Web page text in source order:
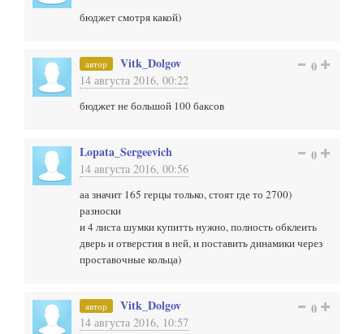
бюджет смотря какой)
автор Vitk_Dolgov
14 августа 2016, 00:22
0
бюджет не большой 100 баксов
Lopata_Sergeevich
14 августа 2016, 00:56
0
аа значит 165 герцы только, стоят где то 2700)
разноски
и 4 листа шумки купитть нужно, полность обклеить
дверь и отверстия в ней, и поставить динамики через
проставочные кольца)
автор Vitk_Dolgov
14 августа 2016, 10:57
0